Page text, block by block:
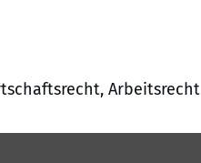
Arbeitsrecht